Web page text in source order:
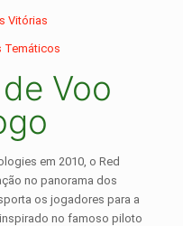
Vitórias
Temáticos
Voo
em 2010, o Red
no panorama dos
os jogadores para a
no famoso piloto